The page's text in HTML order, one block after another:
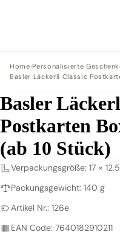
Home›Personalisierte
Basler Läckerli Classic
Basler
Postkarten
(ab 10 Stück)
Verpackungsgröße: 17 ×
Packungsgewicht: 140 g
Artikel Nr.: 126e
EAN Code: 7640182910211